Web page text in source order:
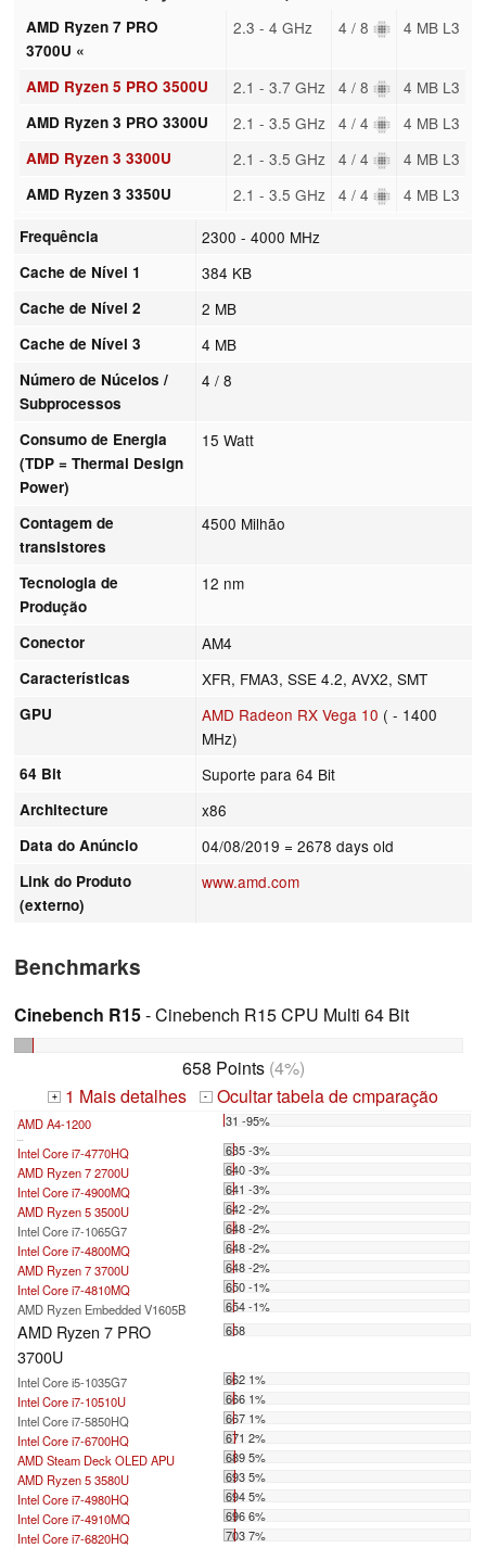
AMD Ryzen 7 PRO
3700U «
2.3 - 4 GHz 4 / 8 4 MB L3
AMD Ryzen 5 PRO 3500U 2.1 - 3.7 GHz 4 / 8 4 MB L3
AMD Ryzen 3 PRO 3300U 2.1 - 3.5 GHz 4 / 4 4 MB L3
AMD Ryzen 3 3300U 2.1 - 3.5 GHz 4 / 4 4 MB L3
AMD Ryzen 3 3350U 2.1 - 3.5 GHz 4 / 4 4 MB L3
Frequência 2300 - 4000 MHz
Cache de Nível 1 384 KB
Cache de Nível 2 2 MB
Cache de Nível 3 4 MB
Número de Núcelos /
Subprocessos
4 / 8
Consumo de Energia
(TDP = Thermal Design
Power)
15 Watt
Contagem de
transistores
4500 Milhão
Tecnologia de
Produção
12 nm
Conector AM4
Características XFR, FMA3, SSE 4.2, AVX2, SMT
GPU AMD Radeon RX Vega 10 ( - 1400
MHz)
64 Bit Suporte para 64 Bit
Architecture x86
Data do Anúncio 04/08/2019 = 2678 days old
Link do Produto
(externo)
www.amd.com
Benchmarks
Cinebench R15- Cinebench R15 CPU Multi 64 Bit
658 Points(4%)
+ 1 Mais detalhes - Ocultar tabela de cmparação
AMD A4-1200 31 -95%
Intel Core i7-4770HQ
635 -3%
AMD Ryzen 7 2700U
640 -3%
Intel Core i7-4900MQ
641 -3%
AMD Ryzen 5 3500U
642 -2%
Intel Core i7-1065G7
648 -2%
Intel Core i7-4800MQ
648 -2%
AMD Ryzen 7 3700U
648 -2%
Intel Core i7-4810MQ
650 -1%
AMD Ryzen Embedded V1605B
654 -1%
AMD Ryzen 7 PRO
3700U
658
Intel Core i5-1035G7
662 1%
Intel Core i7-10510U
666 1%
Intel Core i7-5850HQ
667 1%
Intel Core i7-6700HQ
671 2%
AMD Steam Deck OLED APU
689 5%
AMD Ryzen 5 3580U
693 5%
Intel Core i7-4980HQ
694 5%
Intel Core i7-4910MQ
696 6%
Intel Core i7-6820HQ
703 7%